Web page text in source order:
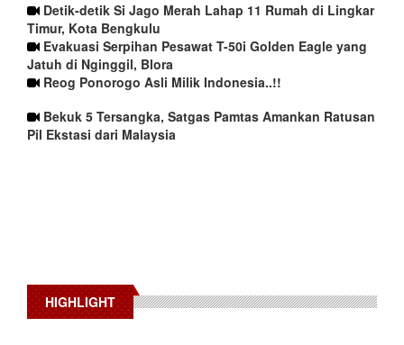
Detik-detik Si Jago Merah Lahap 11 Rumah di Lingkar
Timur, Kota Bengkulu
Evakuasi Serpihan Pesawat T-50i Golden Eagle yang
Jatuh di Nginggil, Blora
Reog Ponorogo Asli Milik Indonesia..!!
Bekuk 5 Tersangka, Satgas Pamtas Amankan Ratusan
Pil Ekstasi dari Malaysia
HIGHLIGHT